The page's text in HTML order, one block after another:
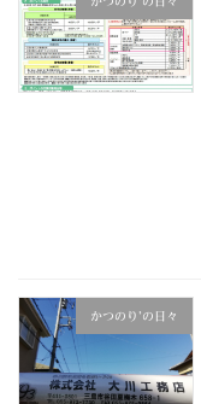
かつのり’の日々